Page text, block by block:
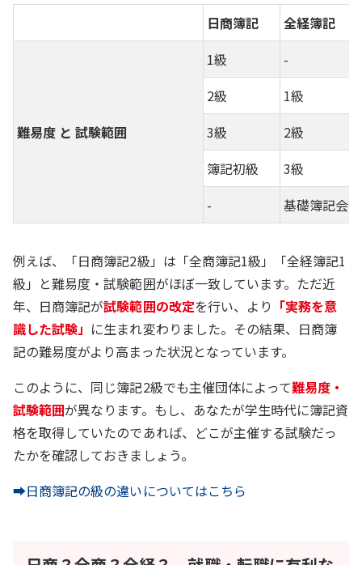
日商簿記 全経簿記
難易度 と 試験範囲
1級
-
2級
1級
3級
2級
簿記初級
3級
-
基礎簿記会計
例えば、「日商簿記2級」は「全商簿記1級」「全経簿記1
級」と難易度・試験範囲がほぼ一致しています。ただ近
年、日商簿記が試験範囲の改定を行い、より 「実務を意
識した試験」 に生まれ変わりました。その結果、日商簿
記の難易度がより高まった状況となっています。
このように、同じ簿記2級でも主催団体によって難易度・
試験範囲が異なります。もし、あなたが学生時代に簿記資
格を取得していたのであれば、どこが主催する試験だっ
たかを確認しておきましょう。
➡日商簿記の級の違いについてはこちら